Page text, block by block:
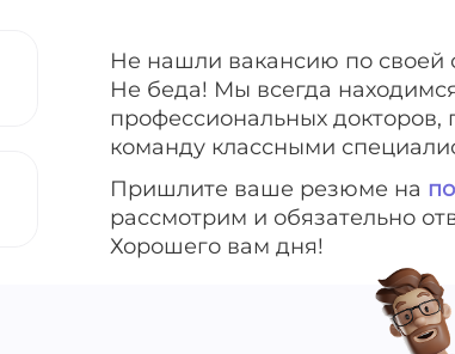
Не нашли вакансию по своей
Не беда! Мы всегда
профессиональных докторов,
команду классными
Пришлите ваше резюме на
рассмотрим и обязательно
Хорошего вам дня!